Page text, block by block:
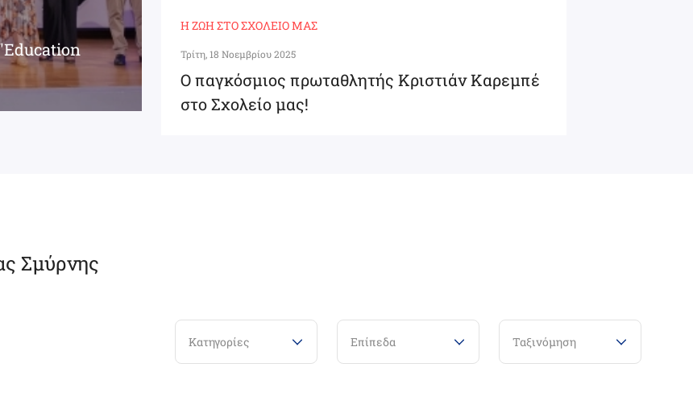
Η ΖΩΉ ΣΤΟ ΣΧΟΛΕΊΟ ΜΑΣ
Τρίτη, 18 Νοεμβρίου 2025
Ο παγκόσμιος πρωταθλητής Κριστιάν Καρεμπέ
στο Σχολείο μας!
Σμύρνης
Κατηγορίες Επίπεδα Ταξινόμηση